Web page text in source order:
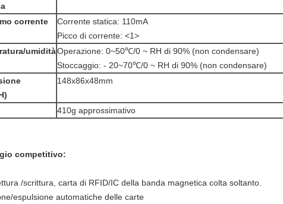
corrente
Corrente statica: 110mA
Picco di corrente: <1>
umiditàOperazione: 0~50℃/0 ~ RH di 90% (non condensare)
Stoccaggio: - 20~70℃/0 ~ RH di 90% (non condensare)
148x86x48mm
410g approssimativo
competitivo:
/scrittura, carta di RFID/IC della banda magnetica colta soltanto.
espulsione automatiche delle carte